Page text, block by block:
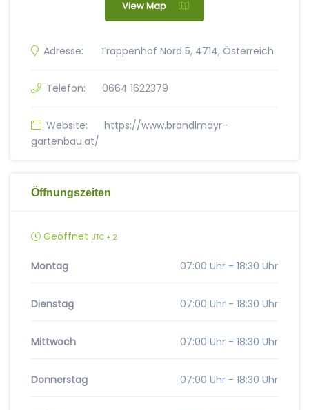
View Map
Adresse: Trappenhof Nord 5, 4714, Österreich
Telefon: 0664 1622379
Website:
https://www.brandlmayr-
gartenbau.at/
Öffnungszeiten
Geöffnet UTC + 2
Montag 07:00 Uhr - 18:30 Uhr
Dienstag 07:00 Uhr - 18:30 Uhr
Mittwoch 07:00 Uhr - 18:30 Uhr
Donnerstag 07:00 Uhr - 18:30 Uhr